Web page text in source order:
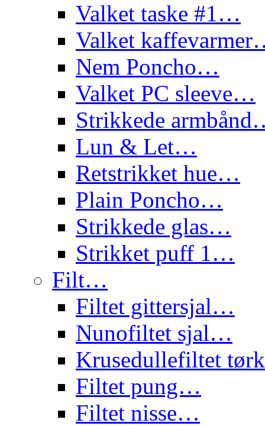
Valket taske #1…
Valket
Nem Poncho…
Valket PC sleeve…
Strikkede
Lun & Let…
Retstrikket hue…
Plain Poncho…
Strikkede glas…
Strikket puff 1…
Filt…
Filtet gittersjal…
Nunofiltet sjal…
Krusedullefiltet
Filtet pung…
Filtet nisse…